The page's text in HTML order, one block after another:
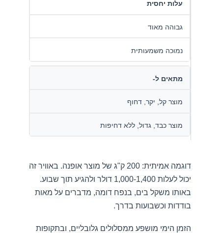
עלות יחסית
גבוהה מאוד
נמוכה משמעותית
מתאים ל-
מוצר קל, יקר, דחוף
מוצר כבד, גדול, ללא דחיפות
דוגמה אמיתית: 200 ק"ג של מוצר אופנה. באוויר זה
יכול לעלות 1,000-1,400 דולר ולהגיע תוך שבוע.
באותו משקל בים, בנפח דומה, מדברים על מאות
בודדות וכשבועות בדרך.
הזמן הימי מושפע ממסלולים גלובליים, ובתקופות